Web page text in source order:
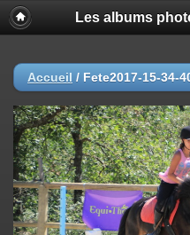
Les albums
Accueil / Fete2017-15-34-